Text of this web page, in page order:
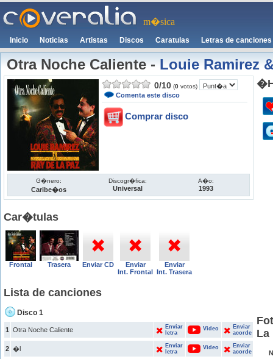
m�sica
Inicio Noticias Artistas Discos Caratulas Letras de canciones
Otra Noche Caliente-Louie Ramirez
0/10 (0 votos)
Comenta este disco
Comprar disco
G�nero:
Caribe�os
Discogr�fica:
Universal
A�o:
1993
Car�tulas
Frontal Trasera Enviar CD
Enviar
Int. Frontal
Enviar
Int. Trasera
Lista de canciones
Disco 1
1 Otra Noche Caliente
Enviar
letra
Video
Enviar
acorde
2 �l
Enviar
letra
Video
Enviar
acorde
La